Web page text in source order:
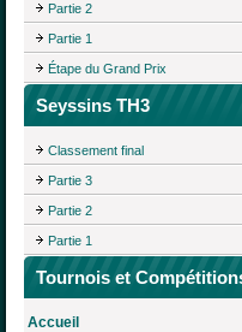
Partie 2
Partie 1
Étape du Grand Prix
Seyssins TH3
Classement final
Partie 3
Partie 2
Partie 1
Tournois et
Accueil